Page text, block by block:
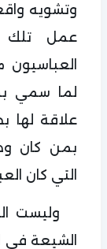
وتشويه
عمل تلك
لما سمي
علاقة لها
بمن كان
التي كان
وليست
الشيعة في